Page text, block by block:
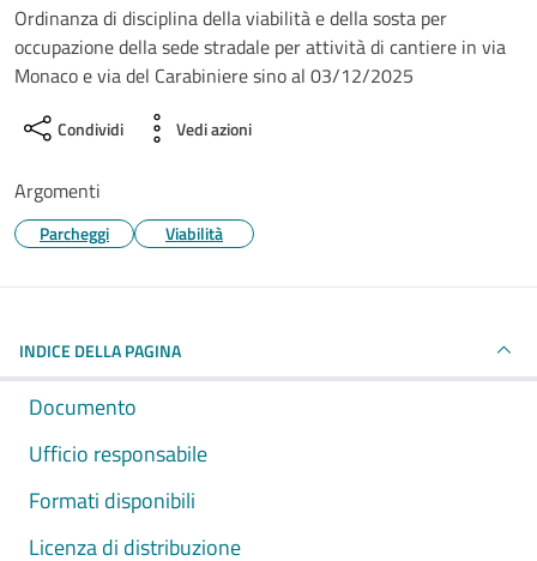
Ordinanza di disciplina della viabilità e della sosta per
occupazione della sede stradale per attività di cantiere in via
Monaco e via del Carabiniere sino al 03/12/2025
Condividi Vedi azioni
Argomenti
Parcheggi Viabilità
INDICE DELLA PAGINA
Documento
Ufficio responsabile
Formati disponibili
Licenza di distribuzione